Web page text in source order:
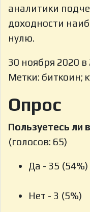
аналитики
доходности
нулю.
30 ноября 2020 в
Метки: биткоин;
Опрос
Пользуетесь ли
(голосов: 65)
Да - 35 (54%)
Нет - 3 (5%)